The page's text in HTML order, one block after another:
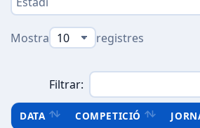
Mostra registres
Filtrar:
DATA COMPETICIÓ